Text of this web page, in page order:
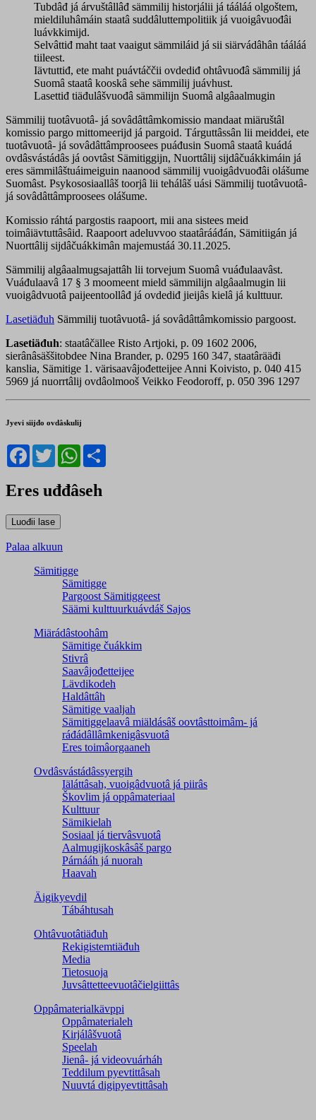
Tubdâđ já árvuštâllâđ sämmilij historjálii já tááláá olgoštem,
mieldiluhâmáin staatâ suddâluttempolitiik já vuoigâvuođâi
luávkkimijd.
Selvâttiđ maht taat vaaigut sämmiláid já sii siärvádâhân tááláá
tiileest.
Iävtuttiđ, ete maht puávtáččii ovdediđ ohtâvuođâ sämmilij já
Suomâ staatâ kooskâ sehe sämmilij juávhust.
Lasettiđ tiäđulâšvuođâ sämmilijn Suomâ algâaalmugin
Sämmilij tuotâvuotâ- já sovâdâttâmkomissio mandaat miäruštâl
komissio pargo mittomeerijd já pargoid. Tárguttâssân lii meiddei, ete
tuotâvuotâ- já sovâdâttâmproosees puáđusin Suomâ staatâ kuádá
ovdâsvástádâs já oovtâst Sämitiggijn, Nuorttâlij sijdâčuákkimáin já
eres sämmilâštuáimeiguin naanood sämmilij vuoigâdvuođâi olášume
Suomâst. Psykososiaallâš toorjâ lii tehálâš uási Sämmilij tuotâvuotâ-
já sovâdâttâmproosees olášume.
Komissio ráhtá pargostis raapoort, mii ana sistees meid
toimâiävtuttâsâid. Raapoort adeluvvoo staatârááđán, Sämitiigán já
Nuorttâlij sijdâčuákkimân majemustáá 30.11.2025.
Sämmilij algâaalmugsajattâh lii torvejum Suomâ vuáđulaavâst.
Vuáđulaavâ 17 § 3 moomeent mield sämmilijn algâaalmugin lii
vuoigâdvuotâ paijeentoollâđ já ovdediđ jieijâs kielâ já kulttuur.
Lasetiäđuh Sämmilij tuotâvuotâ- já sovâdâttâmkomissio pargoost.
Lasetiäđuh: staatâčällee Risto Artjoki, p. 09 1602 2006,
sierânâsäššitobdee Nina Brander, p. 0295 160 347, staatârääđi
kanslia, Sämitige 1. värisaavâjođetteijee Anni Koivisto, p. 040 415
5969 já nuorrtâlij ovdâolmooš Veikko Feodoroff, p. 050 396 1297
Jyevi siijđo ovdâskulij
Facebook
TwitterWhatsApp
Eres uđđâseh
Palaa alkuun
Sämitigge
Sämitigge
Pargoost Sämitiggeest
Säämi kulttuurkuávdáš Sajos
Miärádâstoohâm
Sämitige čuákkim
Stivrâ
Saavâjođetteijee
Lävdikodeh
Haldâttâh
Sämitige vaaljah
Sämitiggelaavâ miäldásâš oovtâsttoimâm- já
ráđádâllâmkenigâsvuotâ
Eres toimâorgaaneh
Ovdâsvástádâssyergih
Iäláttâsah, vuoigâdvuotâ já piirâs
Škovlim já oppâmateriaal
Kulttuur
Sämikielah
Sosiaal já tiervâsvuotâ
Aalmugijkoskâsâš pargo
Párnááh já nuorah
Haavah
Äigikyevdil
Tábáhtusah
Ohtâvuotâtiäđuh
Rekigistemtiäđuh
Media
Tietosuoja
Juvsâttetteevuotâčielgiittâs
Oppâmaterialkävppi
Oppâmaterialeh
Kirjálâšvuotâ
Speelah
Jienâ- já videovuárháh
Teddilum pyevtittâsah
Nuuvtá digipyevtittâsah